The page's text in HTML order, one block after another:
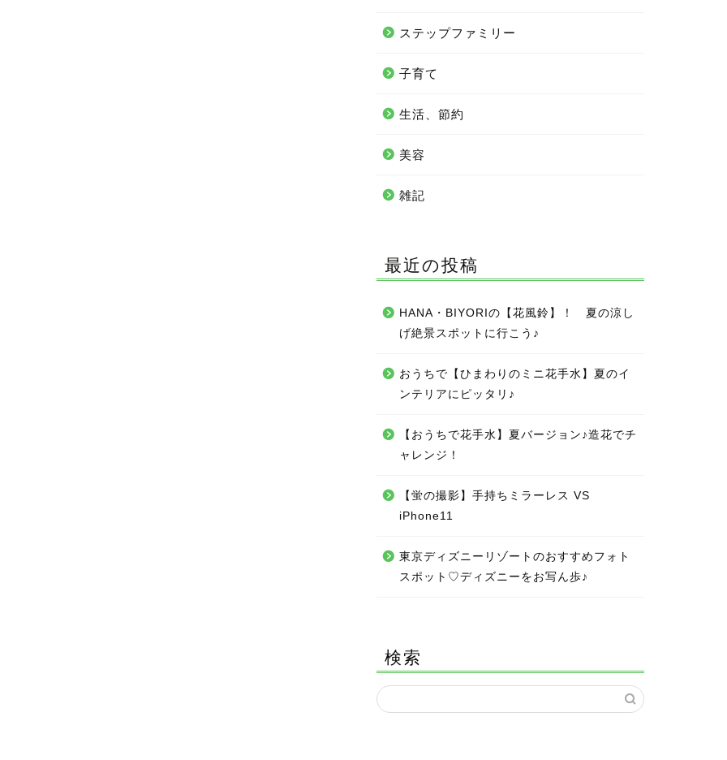
ステップファミリー
子育て
生活、節約
美容
雑記
最近の投稿
HANA・BIYORIの【花風鈴】！ 夏の涼し
げ絶景スポットに行こう♪
おうちで【ひまわりのミニ花手水】夏のイ
ンテリアにピッタリ♪
【おうちで花手水】夏バージョン♪造花でチ
ャレンジ！
【蛍の撮影】手持ちミラーレス VS
iPhone11
東京ディズニーリゾートのおすすめフォト
スポット♡ディズニーをお写ん歩♪
検索